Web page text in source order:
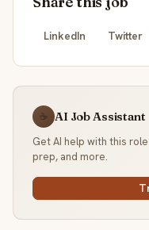
LinkedIn Twitter
☕ AI Job Assistant
Get AI help with this
prep, and more.